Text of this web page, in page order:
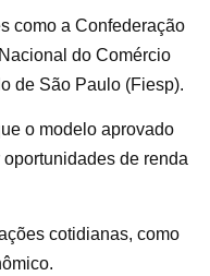
como a Confederação
do Comércio
de São Paulo (Fiesp).
o modelo aprovado
de renda
cotidianas, como